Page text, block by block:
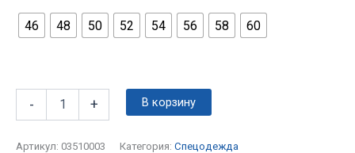
46 48 50 52 54 56 58 60
- + В корзину
Артикул: 03510003 Категория: Спецодежда